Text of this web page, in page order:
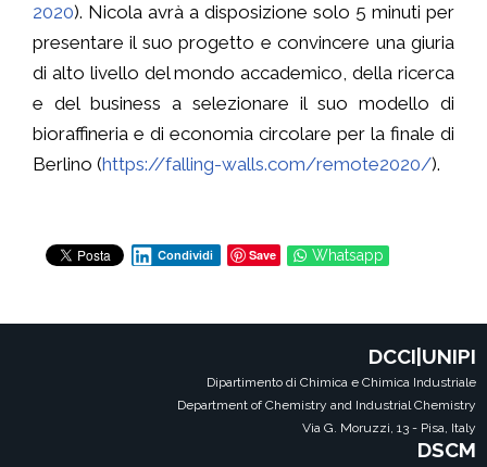
2020). Nicola avrà a disposizione solo 5 minuti per
presentare il suo progetto e convincere una giuria
di alto livello del mondo accademico, della ricerca
e del business a selezionare il suo modello di
bioraffineria e di economia circolare per la finale di
Berlino (https://falling-walls.com/remote2020/).
Condividi Save Whatsapp
DCCI|UNIPI
Dipartimento di Chimica e Chimica Industriale
Department of Chemistry and Industrial Chemistry
Via G. Moruzzi, 13 - Pisa, Italy
DSCM